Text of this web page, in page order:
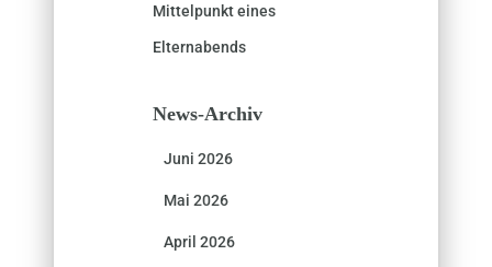
Mittelpunkt eines
Elternabends
News-Archiv
Juni 2026
Mai 2026
April 2026